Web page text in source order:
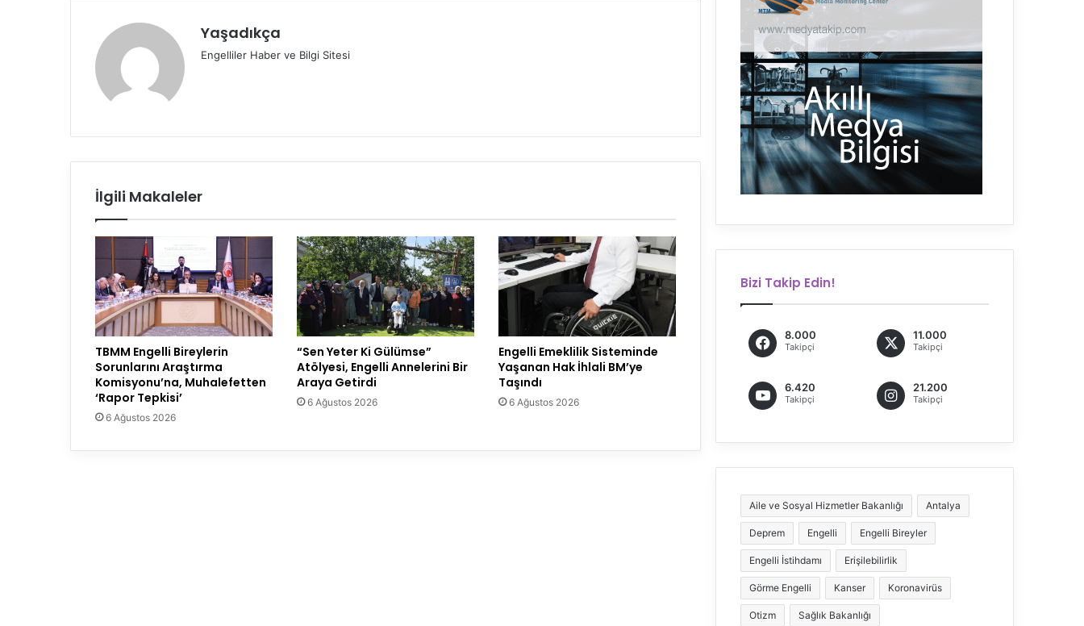
Yaşadıkça
Engelliler Haber ve Bilgi Sitesi
İlgili Makaleler
TBMM Engelli Bireylerin
Sorunlarını Araştırma
Komisyonu’na, Muhalefetten
‘Rapor Tepkisi’
6 Ağustos 2026
“Sen Yeter Ki Gülümse”
Atölyesi, Engelli Annelerini Bir
Araya Getirdi
6 Ağustos 2026
Engelli Emeklilik Sisteminde
Yaşanan Hak İhlali BM’ye
Taşındı
6 Ağustos 2026
Bizi Takip Edin!
8.000
Takipçi
11.000
Takipçi
6.420
Takipçi
21.200
Takipçi
Aile ve Sosyal Hizmetler Bakanlığı Antalya
Deprem Engelli Engelli Bireyler
Engelli İstihdamı Erişilebilirlik
Görme Engelli Kanser Koronavirüs
Otizm Sağlık Bakanlığı